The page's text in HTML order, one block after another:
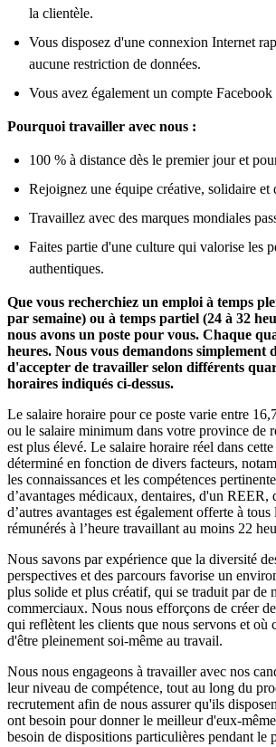
la clientèle.
Vous disposez d'une connexion Internet
aucune restriction de données.
Vous avez également un compte Facebook
Pourquoi travailler avec nous :
100 % à distance dès le premier jour et
Rejoignez une équipe créative, solidaire et
Travaillez avec des marques mondiales
Faites partie d'une culture qui valorise les
authentiques.
Que vous recherchiez un emploi à temps
par semaine) ou à temps partiel (24 à 32
nous avons un poste pour vous. Chaque
heures. Nous vous demandons simplement
d'accepter de travailler selon différents
horaires indiqués ci-dessus.
Le salaire horaire pour ce poste varie entre
ou le salaire minimum dans votre province de
est plus élevé. Le salaire horaire réel dans cette
déterminé en fonction de divers facteurs,
les connaissances et les compétences
d’avantages médicaux, dentaires, d'un REER,
d’autres avantages est également offerte à
rémunérés à l’heure travaillant au moins 22
Nous savons par expérience que la diversité
perspectives et des parcours favorise un
plus solide et plus créatif, qui se traduit par de
commerciaux. Nous nous efforçons de créer
qui reflètent les clients que nous servons et où
d'être pleinement soi-même au travail.
Nous nous engageons à travailler avec nos
leur niveau de compétence, tout au long du
recrutement afin de nous assurer qu'ils
ont besoin pour donner le meilleur d'eux-
besoin de dispositions particulières pendant le